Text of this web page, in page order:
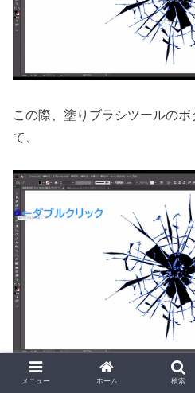
この際、塗りブラシツールの
て、
メニュー ホーム 検索